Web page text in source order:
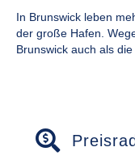
In Brunswick leben
der große Hafen.
Brunswick auch als